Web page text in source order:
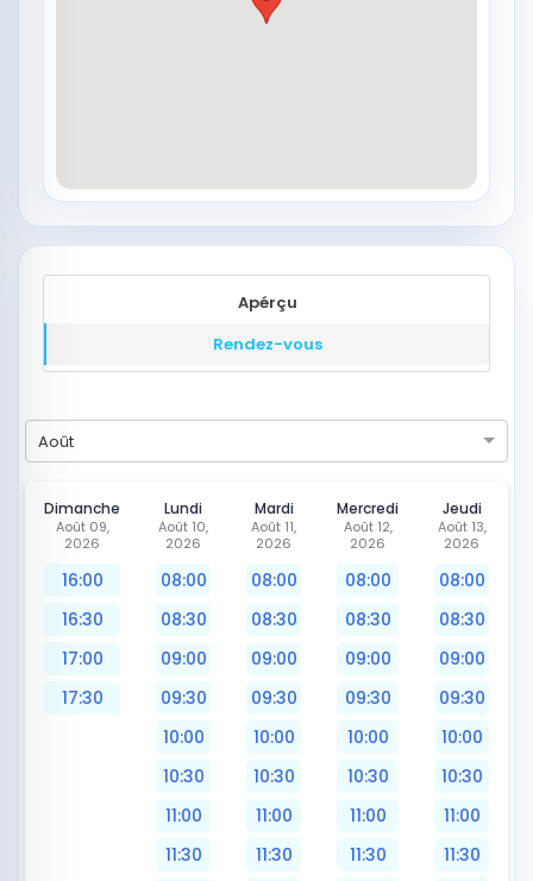
Apérçu
Rendez-vous
Août
Dimanche
Août 09,
2026
16:00
16:30
17:00
17:30
Lundi
Août 10,
2026
08:00
08:30
09:00
09:30
10:00
10:30
11:00
11:30
Mardi
Août 11,
2026
08:00
08:30
09:00
09:30
10:00
10:30
11:00
11:30
Mercredi
Août 12,
2026
08:00
08:30
09:00
09:30
10:00
10:30
11:00
11:30
Jeudi
Août 13,
2026
08:00
08:30
09:00
09:30
10:00
10:30
11:00
11:30